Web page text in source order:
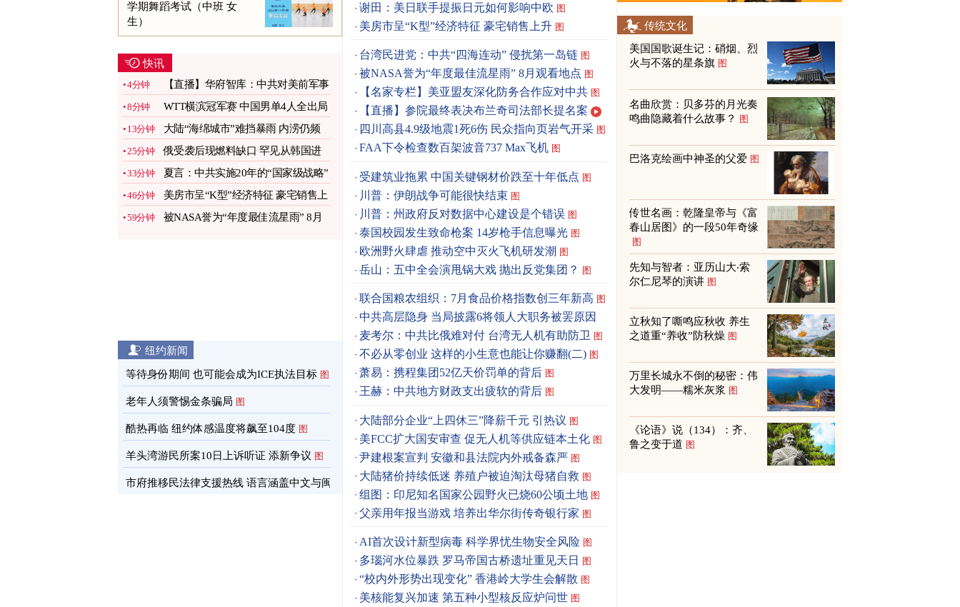
学期舞蹈考试（中班 女
生）
快讯
4分钟
【直播】华府智库：中共对美前军事
领导人影响
8分钟 WTT横滨冠军赛 中国男单4人全出局
图
13分钟
大陆“海绵城市”难挡暴雨 内涝仍频
发 图
25分钟
俄受袭后现燃料缺口 罕见从韩国进
口成品油 图
33分钟
夏言：中共实施20年的“国家级战略”
失败 图
46分钟
美房市呈“K型”经济特征 豪宅销售上
升
59分钟
被NASA誉为“年度最佳流星雨” 8月
纽约新闻
等待身份期间 也可能会成为ICE执法目标 图
老年人须警惕金条骗局 图
酷热再临 纽约体感温度将飙至104度 图
羊头湾游民所案10日上诉听证 添新争议 图
市府推移民法律支援热线 语言涵盖中文与闽
谢田：美日联手提振日元如何影响中欧 图
美房市呈“K型”经济特征 豪宅销售上升 图
台湾民进党：中共“四海连动” 侵扰第一岛链 图
被NASA誉为“年度最佳流星雨” 8月观看地点 图
【名家专栏】美亚盟友深化防务合作应对中共 图
【直播】参院最终表决布兰奇司法部长提名案
四川高县4.9级地震1死6伤 民众指向页岩气开采 图
FAA下令检查数百架波音737 Max飞机 图
受建筑业拖累 中国关键钢材价跌至十年低点 图
川普：伊朗战争可能很快结束 图
川普：州政府反对数据中心建设是个错误 图
泰国校园发生致命枪案 14岁枪手信息曝光 图
欧洲野火肆虐 推动空中灭火飞机研发潮 图
岳山：五中全会演甩锅大戏 抛出反党集团？ 图
联合国粮农组织：7月食品价格指数创三年新高 图
中共高层隐身 当局披露6将领人大职务被罢原因
图
麦考尔：中共比俄难对付 台湾无人机有助防卫 图
不必从零创业 这样的小生意也能让你赚翻(二) 图
萧易：携程集团52亿天价罚单的背后 图
王赫：中共地方财政支出疲软的背后 图
大陆部分企业“上四休三”降薪千元 引热议 图
美FCC扩大国安审查 促无人机等供应链本土化 图
尹建根案宣判 安徽和县法院内外戒备森严 图
大陆猪价持续低迷 养殖户被迫淘汰母猪自救 图
组图：印尼知名国家公园野火已烧60公顷土地 图
父亲用年报当游戏 培养出华尔街传奇银行家 图
AI首次设计新型病毒 科学界忧生物安全风险 图
多瑙河水位暴跌 罗马帝国古桥遗址重见天日 图
“校内外形势出现变化” 香港岭大学生会解散 图
美核能复兴加速 第五种小型核反应炉问世 图
传统文化
美国国歌诞生记：硝烟、烈
火与不落的星条旗 图
名曲欣赏：贝多芬的月光奏
鸣曲隐藏着什么故事？
图
巴洛克绘画中神圣的父爱 图
传世名画：乾隆皇帝与《富
春山居图》的一段50年奇缘
图
先知与智者：亚历山大‧索
尔仁尼琴的演讲 图
立秋知了嘶鸣应秋收 养生
之道重“养收”防秋燥 图
万里长城永不倒的秘密：伟
大发明——糯米灰浆 图
《论语》说（134）：齐、
鲁之变于道 图